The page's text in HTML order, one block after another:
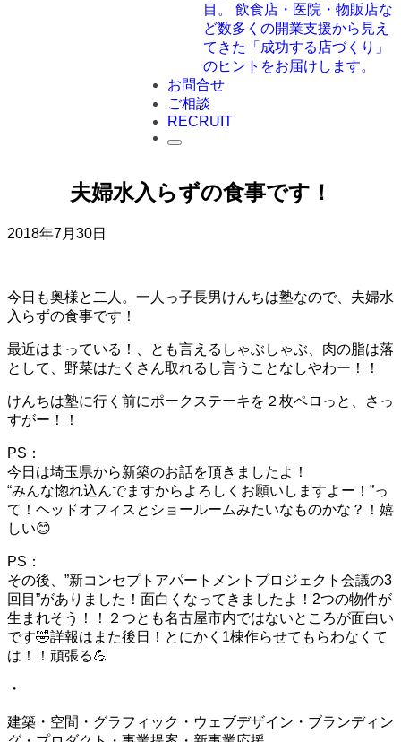
目。 飲食店・医院・物販店な
ど数多くの開業支援から見え
てきた「成功する店づくり」
のヒントをお届けします。
お問合せ
ご相談
RECRUIT
夫婦水入らずの食事です！
2018年7月30日
今日も奥様と二人。一人っ子長男けんちは塾なので、夫婦水
入らずの食事です！
最近はまっている！、とも言えるしゃぶしゃぶ、肉の脂は落
として、野菜はたくさん取れるし言うことなしやわー！！
けんちは塾に行く前にポークステーキを２枚ペロっと、さっ
すがー！！
PS：
今日は埼玉県から新築のお話を頂きましたよ！
“みんな惚れ込んでますからよろしくお願いしますよー！”っ
て！ヘッドオフィスとショールームみたいなものかな？！嬉
しい😊
PS：
その後、”新コンセプトアパートメントプロジェクト会議の3
回目”がありました！面白くなってきましたよ！2つの物件が
生まれそう！！２つとも名古屋市内ではないところが面白い
です🤣詳報はまた後日！とにかく1棟作らせてもらわなくて
は！！頑張る💪
・
建築・空間・グラフィック・ウェブデザイン・ブランディン